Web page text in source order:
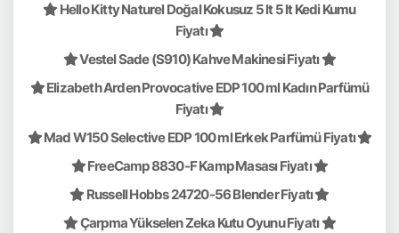
Hello Kitty Naturel Doğal Kokusuz 5 lt 5 lt Kedi Kumu
Fiyatı
Vestel Sade (S910) Kahve Makinesi Fiyatı
Elizabeth Arden Provocative EDP 100 ml Kadın Parfümü
Fiyatı
Mad W150 Selective EDP 100 ml Erkek Parfümü Fiyatı
FreeCamp 8830-F Kamp Masası Fiyatı
Russell Hobbs 24720-56 Blender Fiyatı
Çarpma Yükselen Zeka Kutu Oyunu Fiyatı